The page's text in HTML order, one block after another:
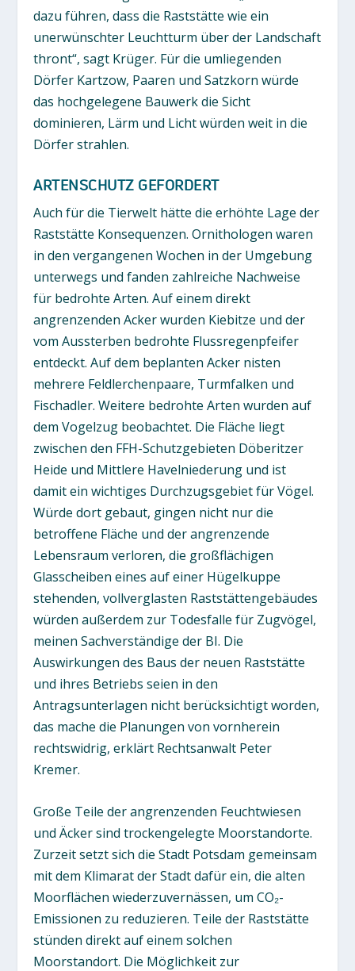
dazu führen, dass die Raststätte wie ein
unerwünschter Leuchtturm über der Landschaft
thront“, sagt Krüger. Für die umliegenden
Dörfer Kartzow, Paaren und Satzkorn würde
das hochgelegene Bauwerk die Sicht
dominieren, Lärm und Licht würden weit in die
Dörfer strahlen.
ARTENSCHUTZ GEFORDERT
Auch für die Tierwelt hätte die erhöhte Lage der
Raststätte Konsequenzen. Ornithologen waren
in den vergangenen Wochen in der Umgebung
unterwegs und fanden zahlreiche Nachweise
für bedrohte Arten. Auf einem direkt
angrenzenden Acker wurden Kiebitze und der
vom Aussterben bedrohte Flussregenpfeifer
entdeckt. Auf dem beplanten Acker nisten
mehrere Feldlerchenpaare, Turmfalken und
Fischadler. Weitere bedrohte Arten wurden auf
dem Vogelzug beobachtet. Die Fläche liegt
zwischen den FFH-Schutzgebieten Döberitzer
Heide und Mittlere Havelniederung und ist
damit ein wichtiges Durchzugsgebiet für Vögel.
Würde dort gebaut, gingen nicht nur die
betroffene Fläche und der angrenzende
Lebensraum verloren, die großflächigen
Glasscheiben eines auf einer Hügelkuppe
stehenden, vollverglasten Raststättengebäudes
würden außerdem zur Todesfalle für Zugvögel,
meinen Sachverständige der BI. Die
Auswirkungen des Baus der neuen Raststätte
und ihres Betriebs seien in den
Antragsunterlagen nicht berücksichtigt worden,
das mache die Planungen von vornherein
rechtswidrig, erklärt Rechtsanwalt Peter
Kremer.
Große Teile der angrenzenden Feuchtwiesen
und Äcker sind trockengelegte Moorstandorte.
Zurzeit setzt sich die Stadt Potsdam gemeinsam
mit dem Klimarat der Stadt dafür ein, die alten
Moorflächen wiederzuvernässen, um CO₂-
Emissionen zu reduzieren. Teile der Raststätte
stünden direkt auf einem solchen
Moorstandort. Die Möglichkeit zur